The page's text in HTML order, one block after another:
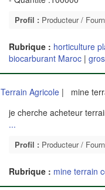
Profil :Producteur /
Rubrique : horticulture
biocarburant Maroc|
Terrain Agricole| mine
je cherche acheteur
...
Profil :Producteur /
Rubrique : mine terrain